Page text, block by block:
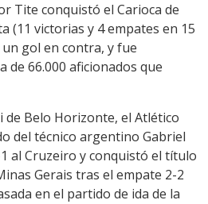
Tite conquistó el Carioca de
(11 victorias y 4 empates en 15
gol en contra, y fue
de 66.000 aficionados que
de Belo Horizonte, el Atlético
del técnico argentino Gabriel
al Cruzeiro y conquistó el título
Gerais tras el empate 2-2
en el partido de ida de la